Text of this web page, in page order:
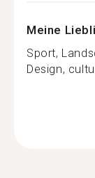
Meine
Sport,
Design,